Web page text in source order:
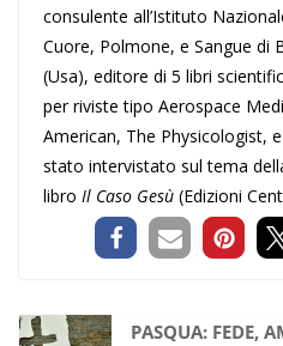
consulente all’Istituto
Cuore, Polmone, e Sangue di
(Usa), editore di 5 libri
per riviste tipo Aerospace
American, The Physicologist,
stato intervistato sul tema
libro Il Caso Gesù (Edizioni
PASQUA: FEDE,